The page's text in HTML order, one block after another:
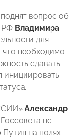
вопрос об
РФ Владимира
для
что необходимо
сдавать
инициировать
Александр
по
на полях